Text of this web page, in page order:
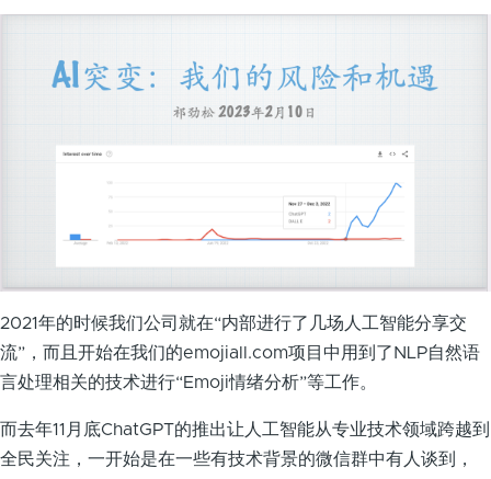
2021年的时候我们公司就在“内部进行了几场人工智能分享交
流”，而且开始在我们的emojiall.com项目中用到了NLP自然语
言处理相关的技术进行“Emoji情绪分析”等工作。
而去年11月底ChatGPT的推出让人工智能从专业技术领域跨越到
全民关注，一开始是在一些有技术背景的微信群中有人谈到，